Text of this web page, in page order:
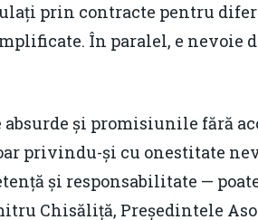
prin contracte pentru
În paralel, e nevoie
și promisiunile fără
privindu-și cu onestitate
și responsabilitate —
Chisăliță, Președintele